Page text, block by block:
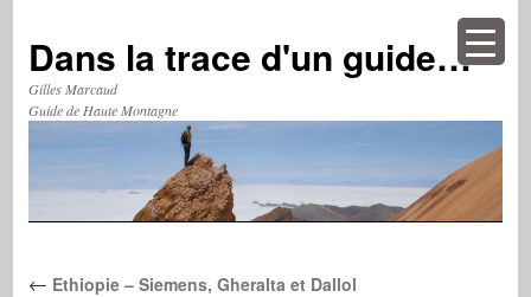
contenu
Dans la trace d'un guide…
Gilles Marcaud
Guide de Haute Montagne
← Ethiopie – Siemens, Gheralta et Dallol